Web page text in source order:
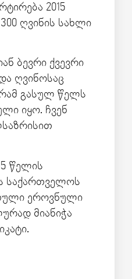
2015
ღვინის სახლი
ბევრი ქვევრი
ღვინოსაც
გასულ წელს
იყო. ჩვენ
წელის
საქართველოს
ეროვნული
მიანიჭა